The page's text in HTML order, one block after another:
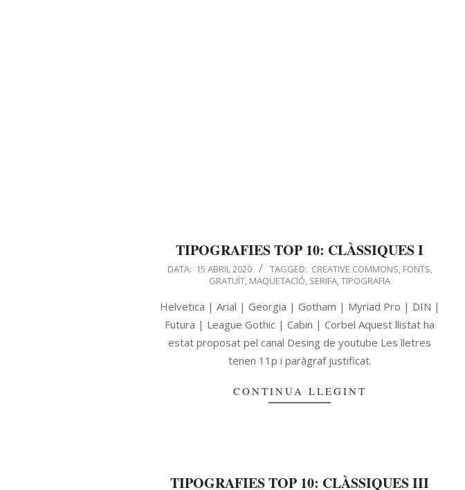
TIPOGRAFIES TOP 10: CLÀSSIQUES I
DATA: 15 ABRIL 2020 TAGGED: CREATIVE COMMONS FONTS
GRATUÏT MAQUETACIÓ SERIFA ,TIPOGRAFIA
Helvetica | Arial | Georgia | Gotham | Myriad Pro | DIN |
Futura | League Gothic | Cabin | Corbel Aquest llistat ha
estat proposat pel canal Desing de youtube Les lletres
tenen 11p i paràgraf justificat.
CONTINUA LLEGINT
TIPOGRAFIES TOP 10: CLÀSSIQUES III